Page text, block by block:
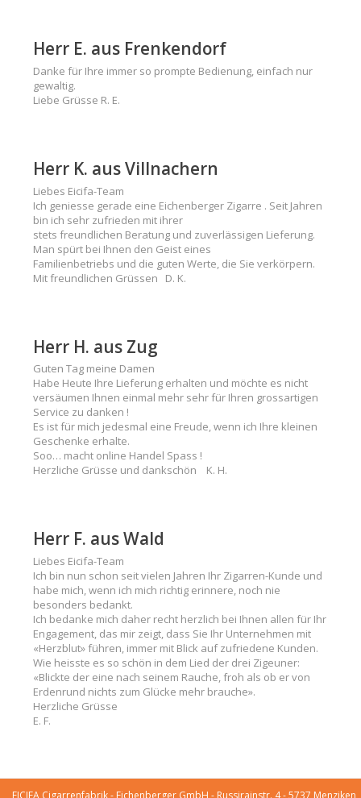
Herr E. aus Frenkendorf
Danke für Ihre immer so prompte Bedienung, einfach nur
gewaltig.
Liebe Grüsse R. E.
Herr K. aus Villnachern
Liebes Eicifa-Team
Ich geniesse gerade eine Eichenberger Zigarre . Seit Jahren
bin ich sehr zufrieden mit ihrer
stets freundlichen Beratung und zuverlässigen Lieferung.
Man spürt bei Ihnen den Geist eines
Familienbetriebs und die guten Werte, die Sie verkörpern.
Mit freundlichen Grüssen D. K.
Herr H. aus Zug
Guten Tag meine Damen
Habe Heute Ihre Lieferung erhalten und möchte es nicht
versäumen Ihnen einmal mehr sehr für Ihren grossartigen
Service zu danken !
Es ist für mich jedesmal eine Freude, wenn ich Ihre kleinen
Geschenke erhalte.
Soo… macht online Handel Spass !
Herzliche Grüsse und dankschön K. H.
Herr F. aus Wald
Liebes Eicifa-Team
Ich bin nun schon seit vielen Jahren Ihr Zigarren-Kunde und
habe mich, wenn ich mich richtig erinnere, noch nie
besonders bedankt.
Ich bedanke mich daher recht herzlich bei Ihnen allen für Ihr
Engagement, das mir zeigt, dass Sie Ihr Unternehmen mit
«Herzblut» führen, immer mit Blick auf zufriedene Kunden.
Wie heisste es so schön in dem Lied der drei Zigeuner:
«Blickte der eine nach seinem Rauche, froh als ob er von
Erdenrund nichts zum Glücke mehr brauche».
Herzliche Grüsse
E. F.
EICIFA Cigarrenfabrik - Eichenberger GmbH - Russirainstr. 4 - 5737 Menziken